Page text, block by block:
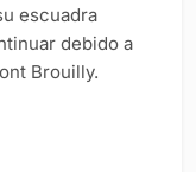
escuadra
debido a
Brouilly.